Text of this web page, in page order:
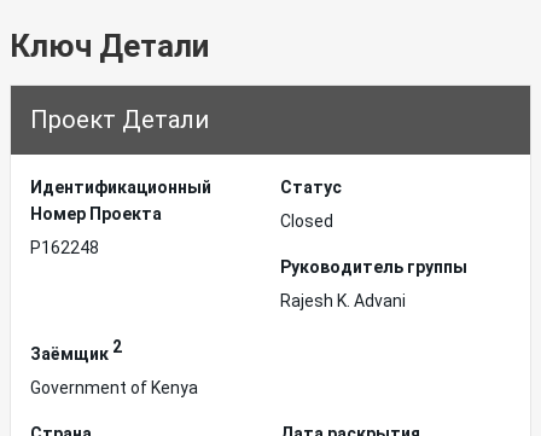
Ключ Детали
Проект Детали
Идентификационный
Hомер Проекта
P162248
Статус
Closed
Руководитель группы
Rajesh K. Advani
Заёмщик 2
Government of Kenya